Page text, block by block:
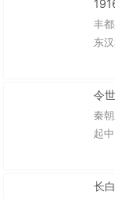
丰
东
令
秦
起
长